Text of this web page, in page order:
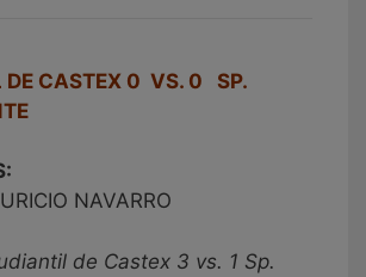
DE CASTEX 0 VS. 0 SP.
NAVARRO
de Castex 3 vs. 1 Sp.